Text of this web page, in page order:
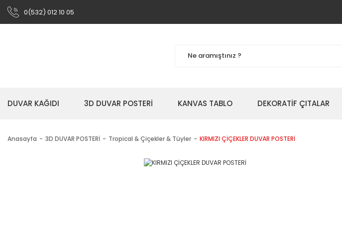
0(532) 012 10 05
DUVAR KAĞIDI 3D DUVAR POSTERİ KANVAS TABLO DEKORATİF ÇITALAR
Anasayfa 3D DUVAR POSTERİ Tropical & Çiçekler & Tüyler KIRMIZI ÇİÇEKLER DUVAR POSTERİ